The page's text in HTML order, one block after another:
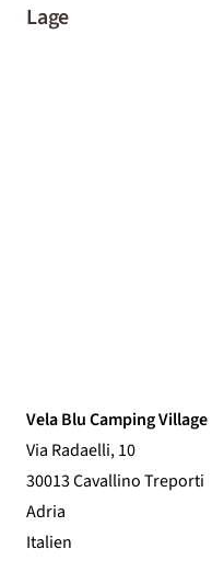
Lage
Vela Blu Camping Village
Via Radaelli, 10
30013 Cavallino Treporti
Adria
Italien